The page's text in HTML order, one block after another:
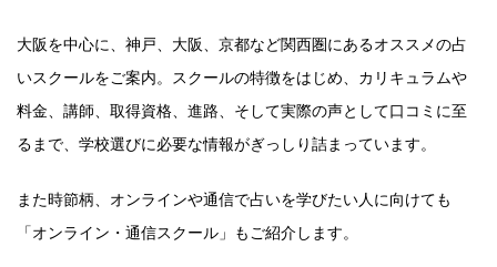
大阪を中心に、神戸、大阪、京都など関西圏にあるオススメの占
いスクールをご案内。スクールの特徴をはじめ、カリキュラムや
料金、講師、取得資格、進路、そして実際の声として口コミに至
るまで、学校選びに必要な情報がぎっしり詰まっています。
また時節柄、オンラインや通信で占いを学びたい人に向けても
「オンライン・通信スクール」もご紹介します。